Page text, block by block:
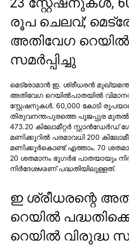
രൂപ ചെലവ്;
അതിവേഗ
സമര്‍പ്പിച്ചു
മെട്രോമാന്‍ ഇ. ശ്രീധരന്‍
അതിവേഗ റെയില്‍പാതയില്‍
സ്റ്റേഷനുകള്‍. 60,000 കോടി
തിരുവനന്തപുരത്തെ പൂജപ്പുര മുതല്‍
473.20 കിലോമീറ്റര്‍ സ്റ്റാന്‍ഡേര്‍ഡ്
മണിക്കൂറില്‍ പരമാവധി 200
മണിക്കൂര്‍കൊണ്ട് എത്താം. 70
20 ശതമാനം ഭൂഗര്‍ഭ പാതയായും
നിര്‍ദേശмаണ് പദ്ധതിയിലുള്ളത്.
ഇ ശ്രീധരന്റെ
റെയില്‍
റെയില്‍ വിരുദ്ധ